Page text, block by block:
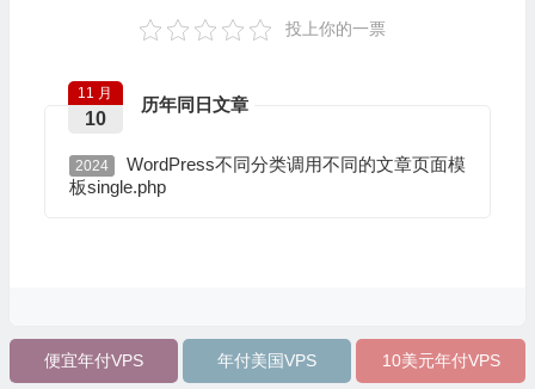
投上你的一票
历年同日文章
11 月
10
2024
WordPress不同分类调用不同的文章页面模
板single.php
便宜年付VPS 年付美国VPS 10美元年付VPS